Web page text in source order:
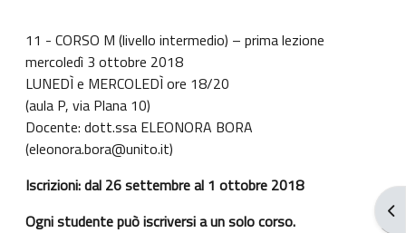
11 - CORSO M (livello intermedio) – prima lezione
mercoledì 3 ottobre 2018
LUNEDÌ e MERCOLEDÌ ore 18/20
(aula P, via Plana 10)
Docente: dott.ssa ELEONORA BORA
(eleonora.bora@unito.it)
Iscrizioni: dal 26 settembre al 1 ottobre 2018
Ogni studente può iscriversi a un solo corso.